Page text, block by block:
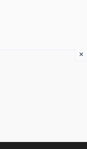
×